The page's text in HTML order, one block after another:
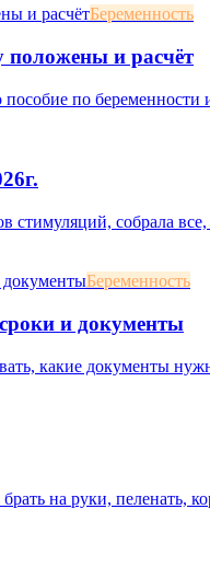
Беременность
положены и расчёт
по беременности
стимуляций, собрала
Беременность
и документы
какие документы
на руки, пеленать,